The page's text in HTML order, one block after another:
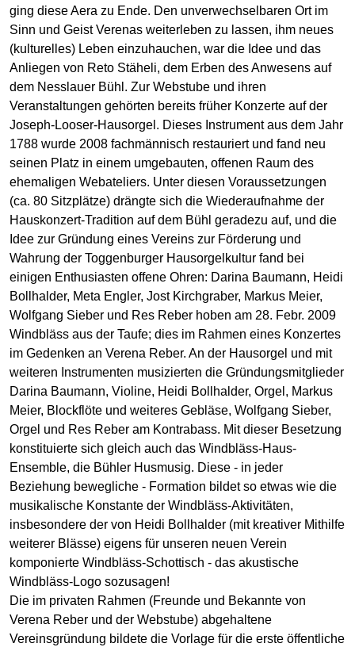
ging diese Aera zu Ende. Den unverwechselbaren Ort im
Sinn und Geist Verenas weiterleben zu lassen, ihm neues
(kulturelles) Leben einzuhauchen, war die Idee und das
Anliegen von Reto Stäheli, dem Erben des Anwesens auf
dem Nesslauer Bühl. Zur Webstube und ihren
Veranstaltungen gehörten bereits früher Konzerte auf der
Joseph-Looser-Hausorgel. Dieses Instrument aus dem Jahr
1788 wurde 2008 fachmännisch restauriert und fand neu
seinen Platz in einem umgebauten, offenen Raum des
ehemaligen Webateliers. Unter diesen Voraussetzungen
(ca. 80 Sitzplätze) drängte sich die Wiederaufnahme der
Hauskonzert-Tradition auf dem Bühl geradezu auf, und die
Idee zur Gründung eines Vereins zur Förderung und
Wahrung der Toggenburger Hausorgelkultur fand bei
einigen Enthusiasten offene Ohren: Darina Baumann, Heidi
Bollhalder, Meta Engler, Jost Kirchgraber, Markus Meier,
Wolfgang Sieber und Res Reber hoben am 28. Febr. 2009
Windbläss aus der Taufe; dies im Rahmen eines Konzertes
im Gedenken an Verena Reber. An der Hausorgel und mit
weiteren Instrumenten musizierten die Gründungsmitglieder
Darina Baumann, Violine, Heidi Bollhalder, Orgel, Markus
Meier, Blockflöte und weiteres Gebläse, Wolfgang Sieber,
Orgel und Res Reber am Kontrabass. Mit dieser Besetzung
konstituierte sich gleich auch das Windbläss-Haus-
Ensemble, die Bühler Husmusig. Diese - in jeder
Beziehung bewegliche - Formation bildet so etwas wie die
musikalische Konstante der Windbläss-Aktivitäten,
insbesondere der von Heidi Bollhalder (mit kreativer Mithilfe
weiterer Blässe) eigens für unseren neuen Verein
komponierte Windbläss-Schottisch - das akustische
Windbläss-Logo sozusagen!
Die im privaten Rahmen (Freunde und Bekannte von
Verena Reber und der Webstube) abgehaltene
Vereinsgründung bildete die Vorlage für die erste öffentliche